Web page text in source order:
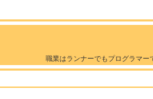
職業はランナーでもプログラマ